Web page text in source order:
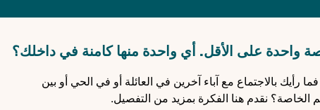
على الأقل. أي واحدة منها كامنة في داخلك؟
بالاجتماع مع آباء آخرين في العائلة أو في الحي أو بين
الخاصة؟ نقدم هنا الفكرة بمزيد من التفصيل.